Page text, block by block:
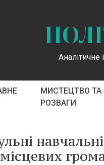
Аналітичне
МИСТЕЦТВО ТА
РОЗВАГИ